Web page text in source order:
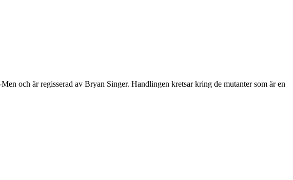
och är regisserad av Bryan Singer. Handlingen kretsar kring de mutanter som är en